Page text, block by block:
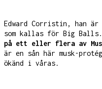
Edward Corristin, han
som kallas för Big Balls.
på ett eller flera av
är en sån här musk-
ökänd i våras.